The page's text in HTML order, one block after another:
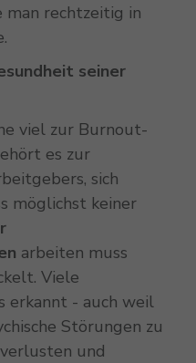
man rechtzeitig in
seiner
viel zur Burnout-
es zur
sich
möglichst keiner
arbeiten muss
Viele
erkannt - auch weil
Störungen zu
und